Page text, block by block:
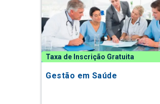
Taxa de Inscrição Gratuita
Gestão em Saúde